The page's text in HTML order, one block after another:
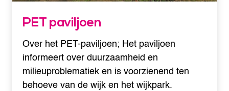
PET paviljoen
Over het PET-paviljoen; Het paviljoen
informeert over duurzaamheid en
milieuproblematiek en is voorzienend ten
behoeve van de wijk en het wijkpark.